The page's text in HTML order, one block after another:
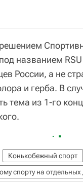
названием
России, а не
и герба. В
тема из 1-го
Конькобежный спорт
спорту на отдельных